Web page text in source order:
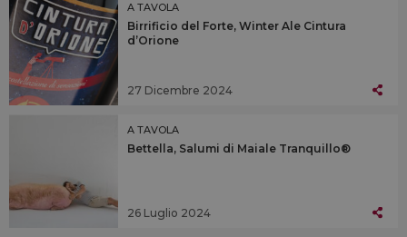
A TAVOLA
Birrificio del Forte, Winter Ale Cintura
d’Orione
27 Dicembre 2024
A TAVOLA
Bettella, Salumi di Maiale Tranquillo®
26 Luglio 2024